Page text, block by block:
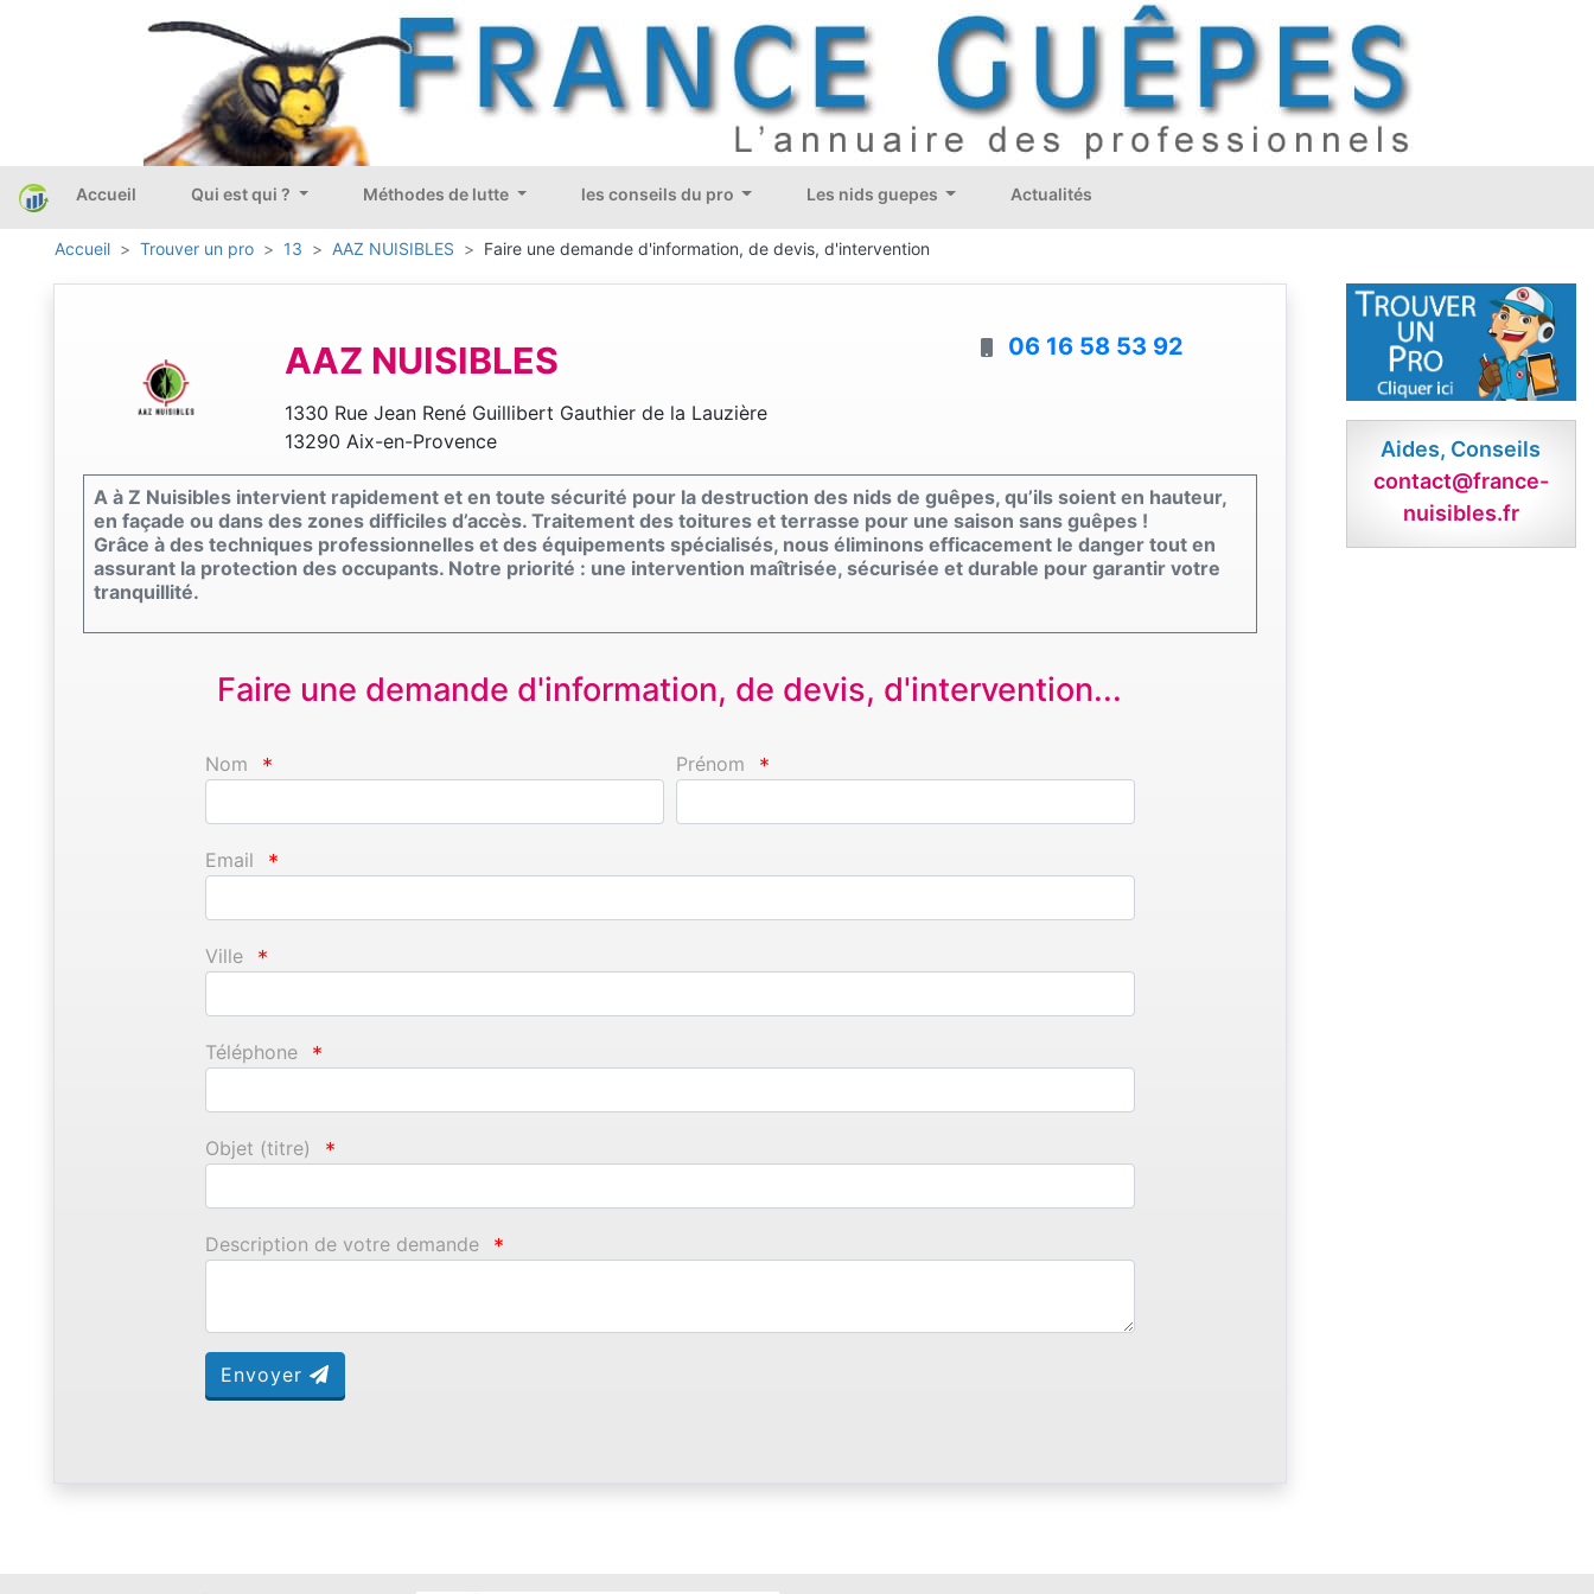
Accueil Qui est qui ? Méthodes de lutte les conseils du pro Les nids guepes Actualités
Accueil Trouver un pro 13 AAZ NUISIBLES Faire une demande d'information, de devis, d'intervention
AAZ NUISIBLES
1330 Rue Jean René Guillibert Gauthier de la Lauzière
13290 Aix-en-Provence
06 16 58 53 92
A à Z Nuisibles intervient rapidement et en toute sécurité pour la destruction des nids de guêpes, qu’ils soient en hauteur,
en façade ou dans des zones difficiles d’accès. Traitement des toitures et terrasse pour une saison sans guêpes !
Grâce à des techniques professionnelles et des équipements spécialisés, nous éliminons efficacement le danger tout en
assurant la protection des occupants. Notre priorité : une intervention maîtrisée, sécurisée et durable pour garantir votre
tranquillité.
Faire une demande d'information, de devis, d'intervention...
Nom * Prénom *
Email *
Ville *
Téléphone *
Objet (titre) *
Description de votre demande *
Envoyer
Aides, Conseils
contact@france-
nuisibles.fr